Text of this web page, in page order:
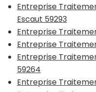
Entreprise
Escaut 59293
Entreprise
Entreprise
Entreprise
59264
Entreprise